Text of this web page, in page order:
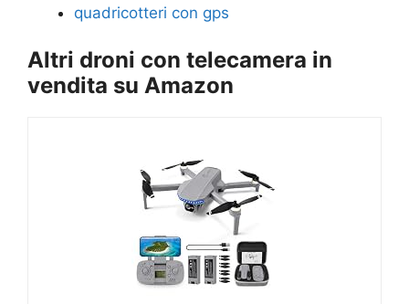
quadricotteri con gps
Altri droni con telecamera in
vendita su Amazon